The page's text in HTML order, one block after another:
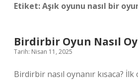
Etiket:Aşık oyunu nasıl bir
Birdirbir Oyun Nasıl
Tarih: Nisan 11, 2025
Birdirbir nasıl oynanır kısaca? İlk